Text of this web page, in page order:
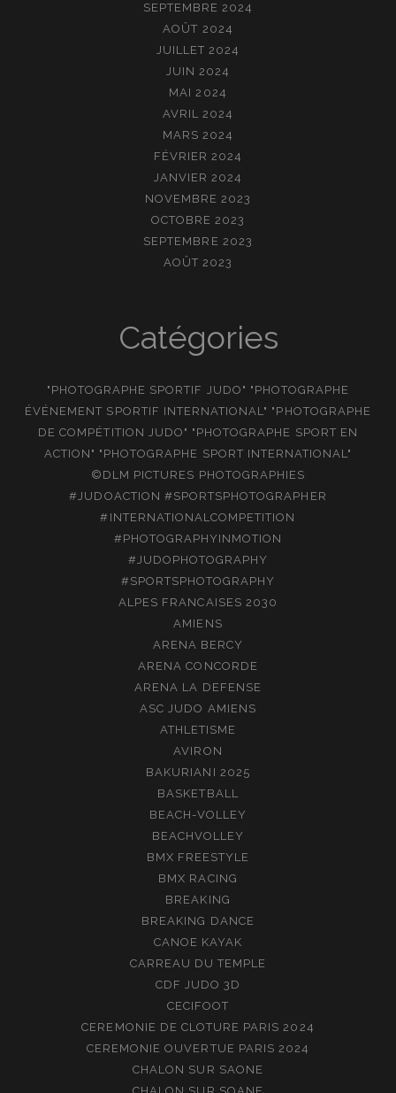
SEPTEMBRE 2024
AOÛT 2024
JUILLET 2024
JUIN 2024
MAI 2024
AVRIL 2024
MARS 2024
FÉVRIER 2024
JANVIER 2024
NOVEMBRE 2023
OCTOBRE 2023
SEPTEMBRE 2023
AOÛT 2023
Catégories
"PHOTOGRAPHE SPORTIF JUDO" "PHOTOGRAPHE
ÉVÉNEMENT SPORTIF INTERNATIONAL" "PHOTOGRAPHE
DE COMPÉTITION JUDO" "PHOTOGRAPHE SPORT EN
ACTION" "PHOTOGRAPHE SPORT INTERNATIONAL"
©DLM PICTURES PHOTOGRAPHIES
#JUDOACTION #SPORTSPHOTOGRAPHER
#INTERNATIONALCOMPETITION
#PHOTOGRAPHYINMOTION
#JUDOPHOTOGRAPHY
#SPORTSPHOTOGRAPHY
ALPES FRANCAISES 2030
AMIENS
ARENA BERCY
ARENA CONCORDE
ARENA LA DEFENSE
ASC JUDO AMIENS
ATHLETISME
AVIRON
BAKURIANI 2025
BASKETBALL
BEACH-VOLLEY
BEACHVOLLEY
BMX FREESTYLE
BMX RACING
BREAKING
BREAKING DANCE
CANOE KAYAK
CARREAU DU TEMPLE
CDF JUDO 3D
CECIFOOT
CEREMONIE DE CLOTURE PARIS 2024
CEREMONIE OUVERTUE PARIS 2024
CHALON SUR SAONE